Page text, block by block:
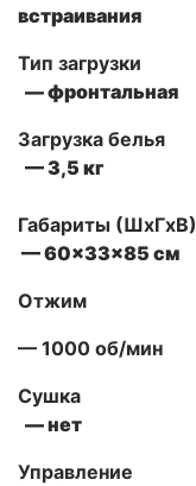
встраивания
Тип загрузки
— фронтальная
Загрузка белья
— 3,5 кг
Габариты (ШxГxВ)
— 60x33x85 см
Отжим
— 1000 об/мин
Сушка
— нет
Управление